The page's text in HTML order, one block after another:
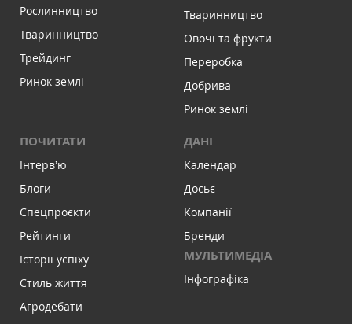
Рослинництво
Тваринництво
Трейдинг
Ринок землі
Тваринництво
Овочі та фрукти
Переробка
Добрива
Ринок землі
ПОЧИТАТИ
Інтервʼю
Блоги
Спецпроєкти
Рейтинги
Історії успіху
Стиль життя
Агродебати
ДАНІ
Календар
Досьє
Компанії
Бренди
МУЛЬТИМЕДІА
Інфографіка